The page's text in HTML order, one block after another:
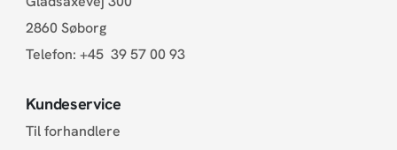
2860 Søborg
Telefon: +45 39 57 00 93
Kundeservice
Til forhandlere